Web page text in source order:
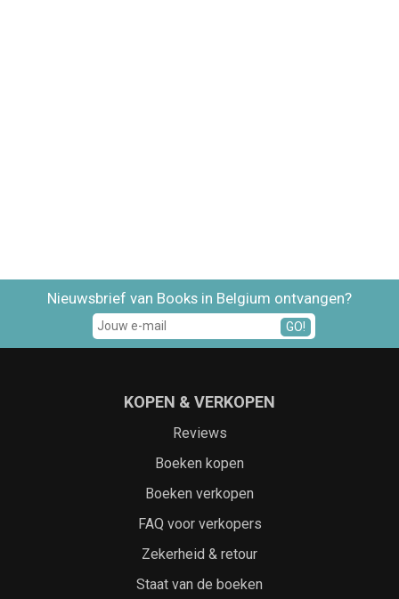
Nieuwsbrief van Books in Belgium ontvangen?
GO!
KOPEN & VERKOPEN
Reviews
Boeken kopen
Boeken verkopen
FAQ voor verkopers
Zekerheid & retour
Staat van de boeken